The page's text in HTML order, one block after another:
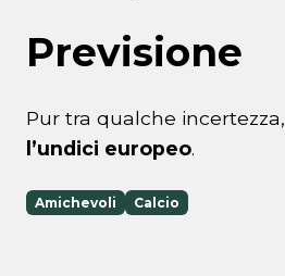
Previsione
Pur tra qualche incertezza,
l’undici europeo.
Amichevoli Calcio